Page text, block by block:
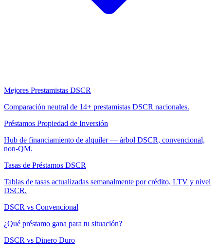
Mejores Prestamistas DSCR
Comparación neutral de 14+ prestamistas DSCR nacionales.
Préstamos Propiedad de Inversión
Hub de financiamiento de alquiler — árbol DSCR, convencional,
non-QM.
Tasas de Préstamos DSCR
Tablas de tasas actualizadas semanalmente por crédito, LTV y nivel
DSCR.
DSCR vs Convencional
¿Qué préstamo gana para tu situación?
DSCR vs Dinero Duro